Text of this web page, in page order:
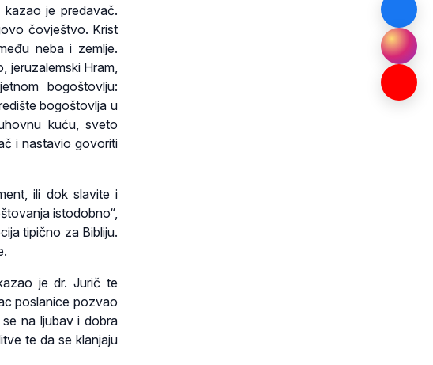
kazao je predavač.
čovještvo. Krist
neba i zemlje.
Hram,
bogoštovlju:
bogoštovlja u
kuću, sveto
i nastavio govoriti
ili dok slavite i
istodobno“,
tipično za Bibliju.
je dr. Jurič te
poslanice pozvao
na ljubav i dobra
te da se klanjaju